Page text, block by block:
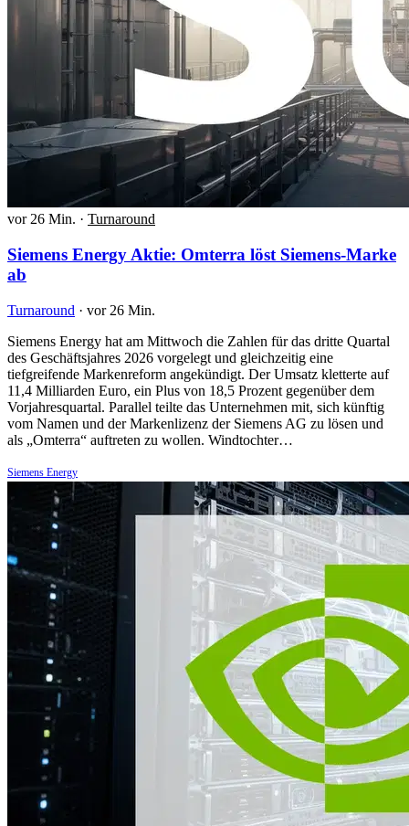
vor 26 Min. · Turnaround
Siemens Energy Aktie: Omterra löst Siemens-Marke
ab
Turnaround · vor 26 Min.
Siemens Energy hat am Mittwoch die Zahlen für das dritte Quartal
des Geschäftsjahres 2026 vorgelegt und gleichzeitig eine
tiefgreifende Markenreform angekündigt. Der Umsatz kletterte auf
11,4 Milliarden Euro, ein Plus von 18,5 Prozent gegenüber dem
Vorjahresquartal. Parallel teilte das Unternehmen mit, sich künftig
vom Namen und der Markenlizenz der Siemens AG zu lösen und
als „Omterra“ auftreten zu wollen. Windtochter…
Siemens Energy